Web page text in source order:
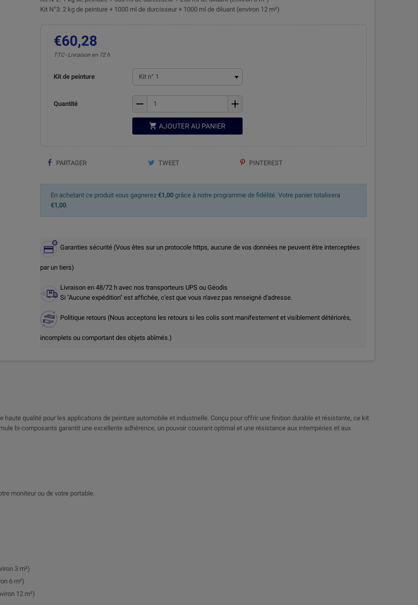
Kit N°3: 2 kg de peinture + 1000 ml de durcisseur + 1000 ml de diluant (environ 12 m²)
€60,28
TTC Livraison en 72 h
Kit de peinture
Quantité remove add
 AJOUTER AU PANIER
PARTAGER TWEET PINTEREST
En achetant ce produit vous gagnerez €1,00grâce à notre programme de fidélité. Votre panier totalisera
€1,00.
Garanties sécurité (Vous êtes sur un protocole https, aucune de vos données ne peuvent être interceptées
par un tiers)
Livraison en 48/72 h avec nos transporteurs UPS ou Géodis
Si "Aucune expédition" est affichée, c'est que vous n'avez pas renseigné d'adresse.
Politique retours (Nous acceptons les retours si les colis sont manifestement et visiblement détériorés,
incomplets ou comportant des objets abîmés.)
qualité pour les applications de peinture automobile et industrielle. Conçu pour offrir une finition durable et résistante, ce kit
bi-composants garantit une excellente adhérence, un pouvoir couvrant optimal et une résistance aux intempéries et aux
moniteur ou de votre portable.
3 m²)
6 m²)
12 m²)